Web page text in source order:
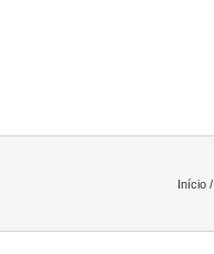
Início